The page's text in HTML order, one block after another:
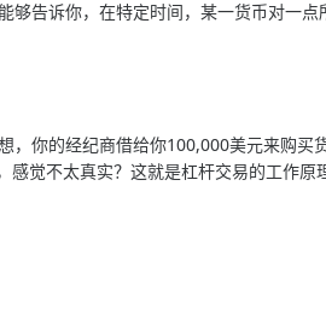
告诉你，在特定时间，某一货币对一点
你的经纪商借给你100,000美元来购买
觉不太真实？这就是杠杆交易的工作原